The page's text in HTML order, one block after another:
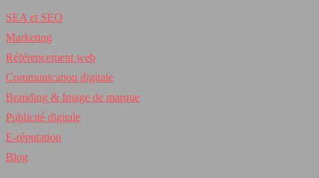
SEA et SEO
Marketing
Référencement web
Communication digitale
Branding & Image de marque
Publicité digitale
E-réputation
Blog